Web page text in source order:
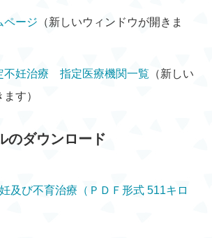
ページ （新しいウィンドウが開きま
妊治療 指定医療機関一覧 （新しい
す）
のダウンロード
妊及び不育治療（ＰＤＦ形式 511キロ